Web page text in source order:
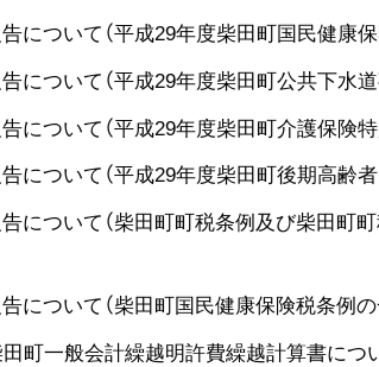
ついて（平成29年度柴田町国民健康
ついて（平成29年度柴田町公共下水
ついて（平成29年度柴田町介護保険特
ついて（平成29年度柴田町後期高齢
について（柴田町町税条例及び柴田町
ついて（柴田町国民健康保険税条例の
町一般会計繰越明許費繰越計算書につ